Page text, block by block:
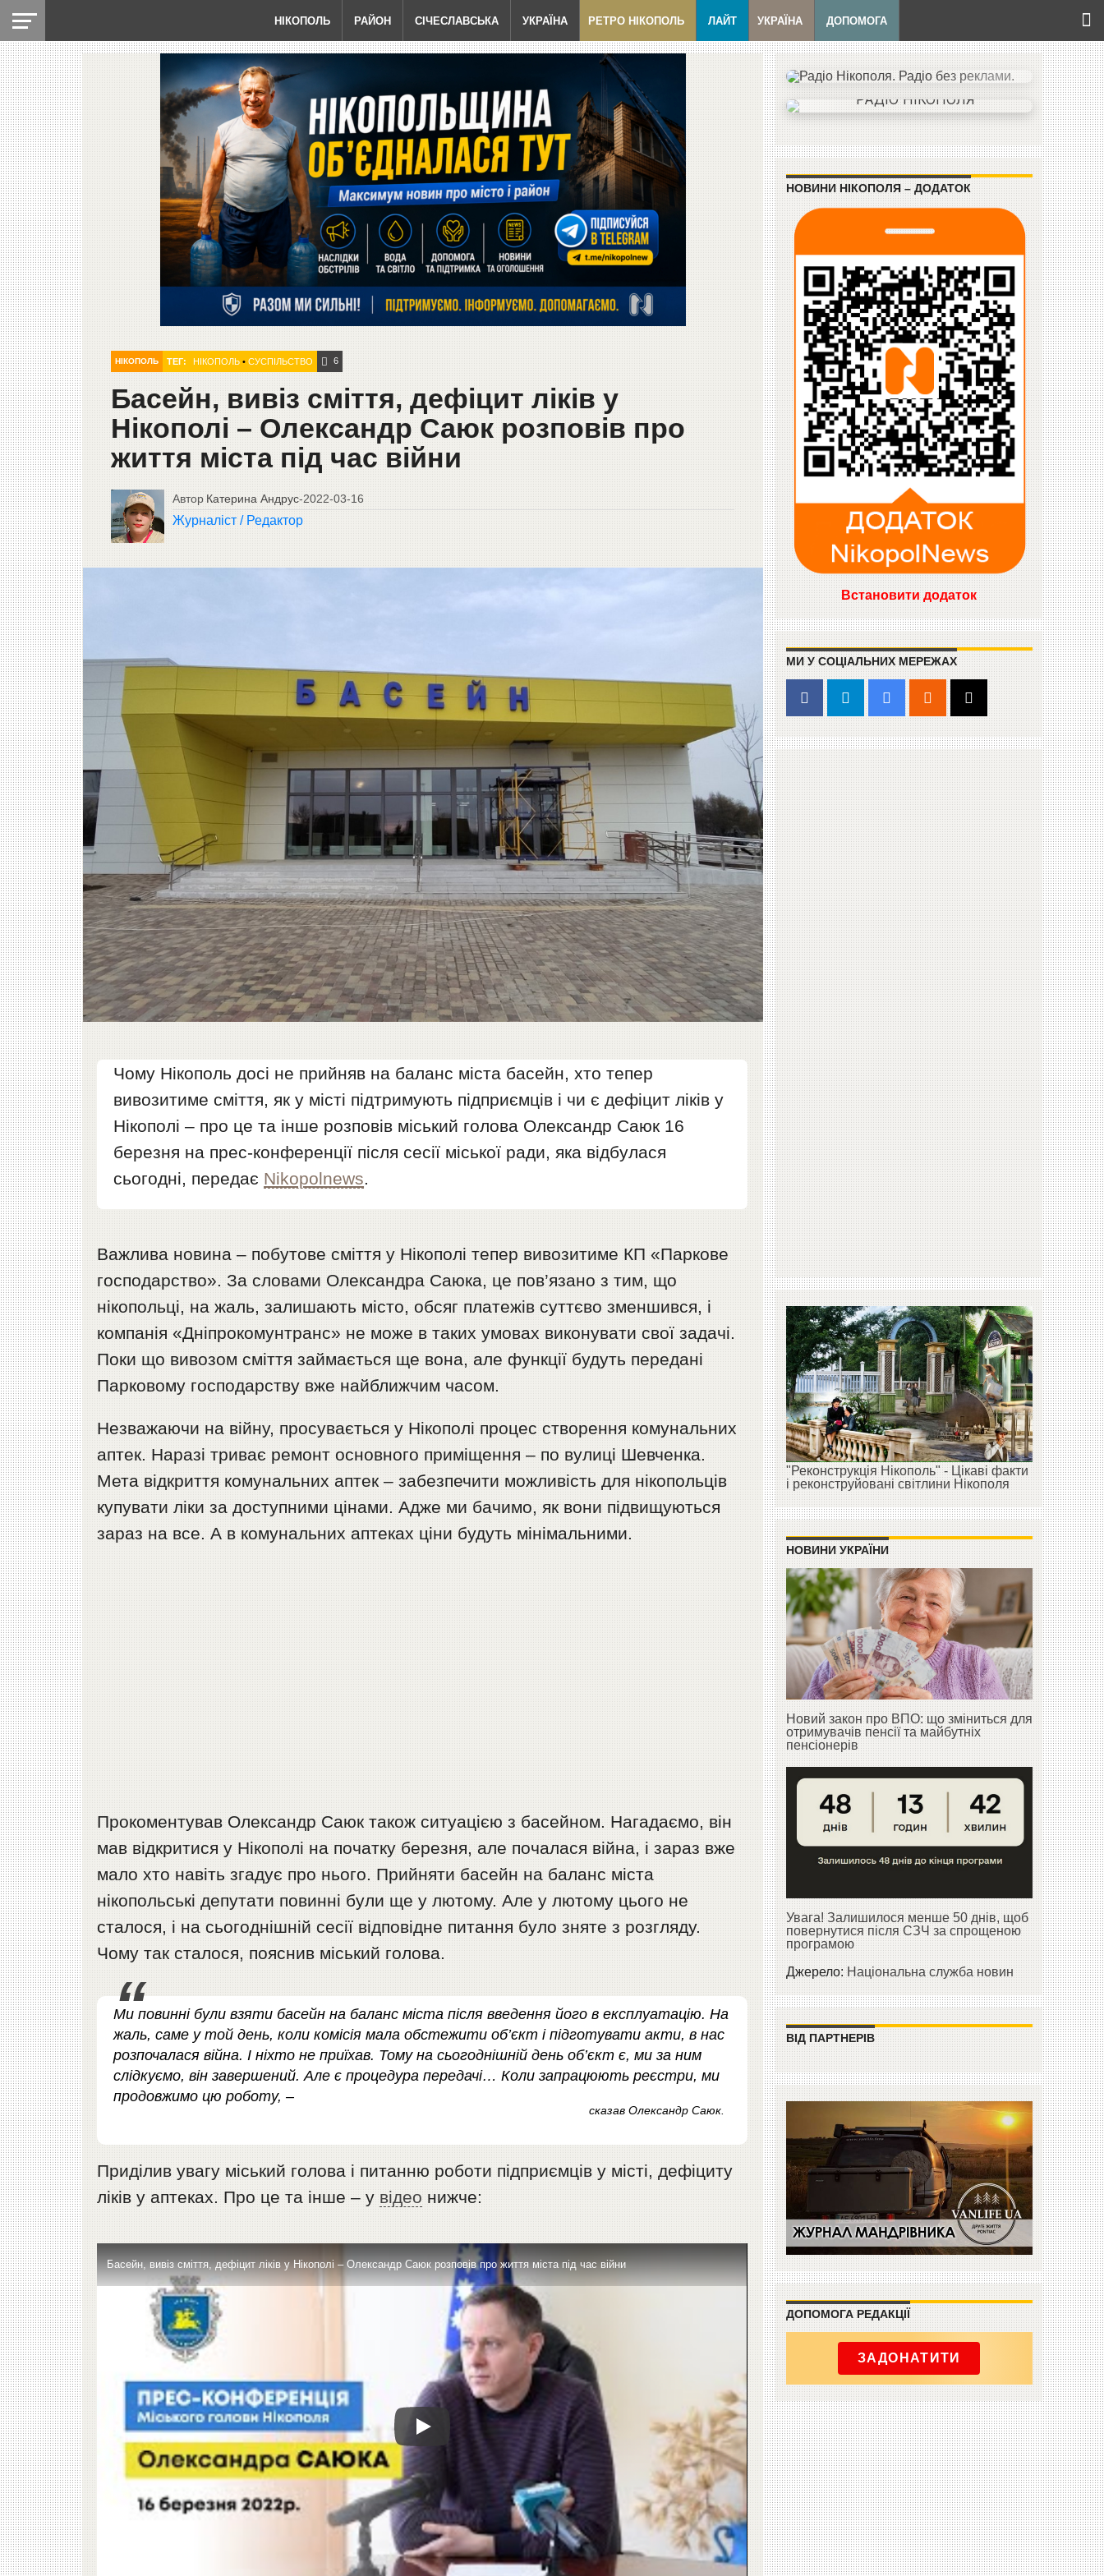
НІКОПОЛЬ РАЙОН СІЧЕСЛАВСЬКА УКРАЇНА РЕТРО НІКОПОЛЬ ЛАЙТ УКРАЇНА ДОПОМОГА
НІКОПОЛЬ ТЕГ: НІКОПОЛЬ• СУСПІЛЬСТВО 6
Басейн, вивіз сміття, дефіцит ліків у
Нікополі – Олександр Саюк розповів про
життя міста під час війни
Автор Катерина Андрус-2022-03-16
Журналіст / Редактор
Чому Нікополь досі не прийняв на баланс міста басейн, хто тепер
вивозитиме сміття, як у місті підтримують підприємців і чи є дефіцит ліків у
Нікополі – про це та інше розповів міський голова Олександр Саюк 16
березня на прес-конференції після сесії міської ради, яка відбулася
сьогодні, передає Nikopolnews.
Важлива новина – побутове сміття у Нікополі тепер вивозитиме КП «Паркове
господарство». За словами Олександра Саюка, це пов’язано з тим, що
нікопольці, на жаль, залишають місто, обсяг платежів суттєво зменшився, і
компанія «Дніпрокомунтранс» не може в таких умовах виконувати свої задачі.
Поки що вивозом сміття займається ще вона, але функції будуть передані
Парковому господарству вже найближчим часом.
Незважаючи на війну, просувається у Нікополі процес створення комунальних
аптек. Наразі триває ремонт основного приміщення – по вулиці Шевченка.
Мета відкриття комунальних аптек – забезпечити можливість для нікопольців
купувати ліки за доступними цінами. Адже ми бачимо, як вони підвищуються
зараз на все. А в комунальних аптеках ціни будуть мінімальними.
Прокоментував Олександр Саюк також ситуацією з басейном. Нагадаємо, він
мав відкритися у Нікополі на початку березня, але почалася війна, і зараз вже
мало хто навіть згадує про нього. Прийняти басейн на баланс міста
нікопольські депутати повинні були ще у лютому. Але у лютому цього не
сталося, і на сьогоднішній сесії відповідне питання було зняте з розгляду.
Чому так сталося, пояснив міський голова.
Ми повинні були взяти басейн на баланс міста після введення його в експлуатацію. На
жаль, саме у той день, коли комісія мала обстежити об’єкт і підготувати акти, в нас
розпочалася війна. І ніхто не приїхав. Тому на сьогоднішній день об’єкт є, ми за ним
слідкуємо, він завершений. Але є процедура передачі… Коли запрацюють реєстри, ми
продовжимо цю роботу, –
сказав Олександр Саюк.
Приділив увагу міський голова і питанню роботи підприємців у місті, дефіциту
ліків у аптеках. Про це та інше – у відео нижче:
Басейн, вивіз сміття, дефіцит ліків у Нікополі – Олександр Саюк розповів про життя міста під час війни
НОВИНИ НІКОПОЛЯ – ДОДАТОК
Встановити додаток
МИ У СОЦІАЛЬНИХ МЕРЕЖАХ
"Реконструкція Нікополь" - Цікаві факти
і реконструйовані світлини Нікополя
НОВИНИ УКРАЇНИ
Новий закон про ВПО: що зміниться для
отримувачів пенсії та майбутніх
пенсіонерів
Увага! Залишилося менше 50 днів, щоб
повернутися після СЗЧ за спрощеною
програмою
Джерело:Національна служба новин
ВІД ПАРТНЕРІВ
ДОПОМОГА РЕДАКЦІЇ
ЗАДОНАТИТИ